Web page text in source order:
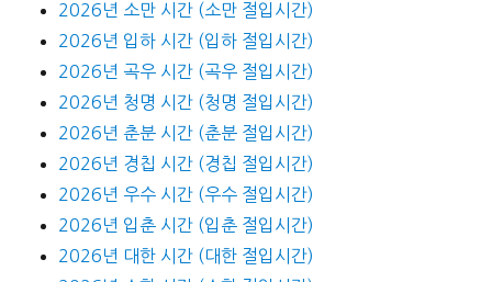
2026년 소만 시간 (소만 절입시간)
2026년 입하 시간 (입하 절입시간)
2026년 곡우 시간 (곡우 절입시간)
2026년 청명 시간 (청명 절입시간)
2026년 춘분 시간 (춘분 절입시간)
2026년 경칩 시간 (경칩 절입시간)
2026년 우수 시간 (우수 절입시간)
2026년 입춘 시간 (입춘 절입시간)
2026년 대한 시간 (대한 절입시간)